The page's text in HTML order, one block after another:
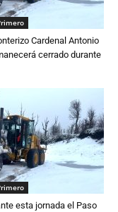
Cardenal Antonio
cerrado durante
esta jornada el Paso